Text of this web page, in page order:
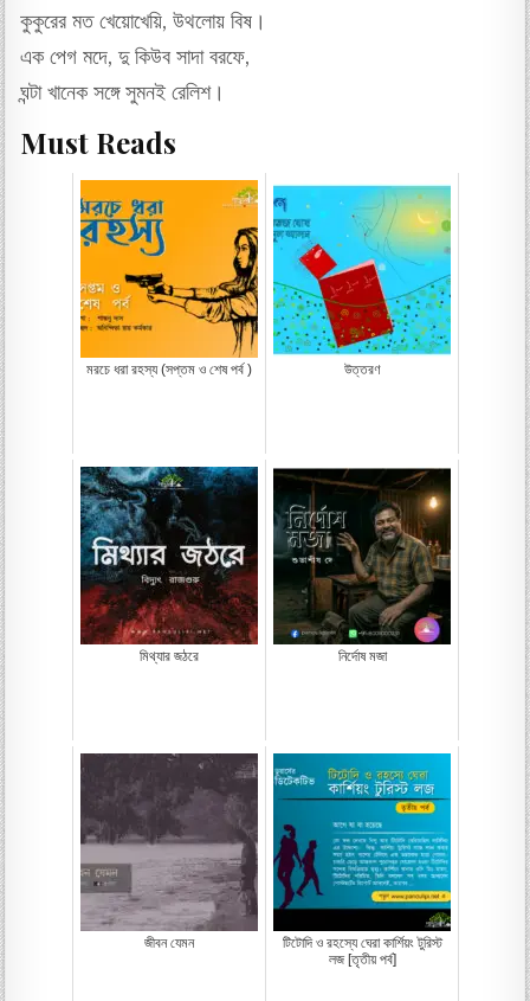
কুকুরের মত খেয়োখেয়ি, উথলোয় বিষ।
এক পেগ মদে, দু কিউব সাদা বরফে,
ঘন্টা খানেক সঙ্গে সুমনই রেলিশ।
Must Reads
মরচে ধরা রহস্য (সপ্তম ও শেষ পর্ব ) উত্তরণ
মিথ্যার জঠরে নির্দোষ মজা
জীবন যেমন
টিটোদি ও রহস্যে ঘেরা কার্শিয়ং টুরিস্ট
লজ [তৃতীয় পর্ব]